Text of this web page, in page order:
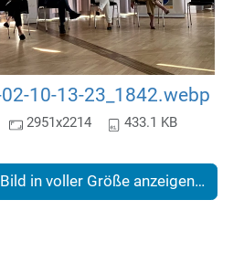
10-13-23_1842.webp
2951x2214 433.1 KB
Bild in voller Größe anzeigen…